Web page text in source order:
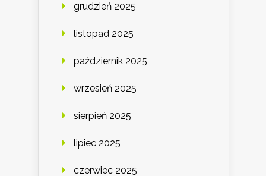
grudzień 2025
listopad 2025
październik 2025
wrzesień 2025
sierpień 2025
lipiec 2025
czerwiec 2025